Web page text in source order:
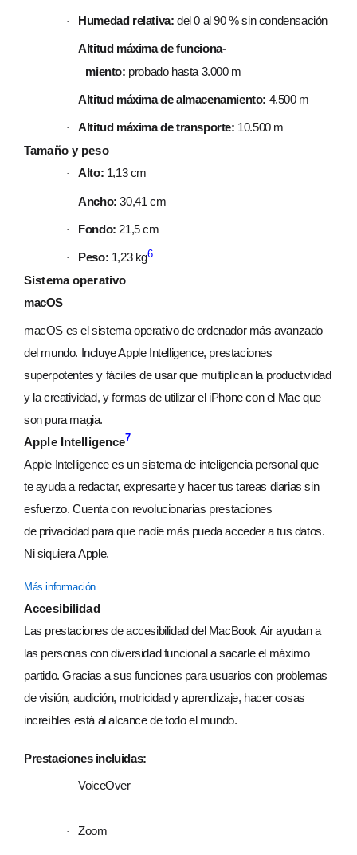
· Humedad relativa: del 0 al 90 % sin condensación
·
Altitud máxima de funciona­
miento: probado hasta 3.000 m
· Altitud máxima de almacena­miento: 4.500 m
· Altitud máxima de transporte: 10.500 m
Tamaño y peso
· Alto: 1,13 cm
· Ancho:30,41 cm
· Fondo: 21,5 cm
· Peso: 1,23 kg6
Sistema operativo
macOS
macOS es el sistema operativo de ordenador más avanzado
del mundo. Incluye Apple Intelligence, prestaciones
superpotentes y fáciles de usar que multiplican la productividad
y la creatividad, y formas de utilizar el iPhone con el Mac que
son pura magia.
Apple Intelligence7
Apple Intelligence es un sistema de inteligencia personal que
te ayuda a redactar, expresarte y hacer tus tareas diarias sin
esfuerzo. Cuenta con revolucionarias prestaciones
de privacidad para que nadie más pueda acceder a tus datos.
Ni siquiera Apple.
Más información
Accesibilidad
Las prestaciones de accesibilidad del MacBook Air ayudan a
las personas con diversidad funcional a sacarle el máximo
partido. Gracias a sus funciones para usuarios con problemas
de visión, audición, motricidad y aprendizaje, hacer cosas
increíbles está al alcance de todo el mundo.
Prestaciones incluidas:
· VoiceOver
· Zoom